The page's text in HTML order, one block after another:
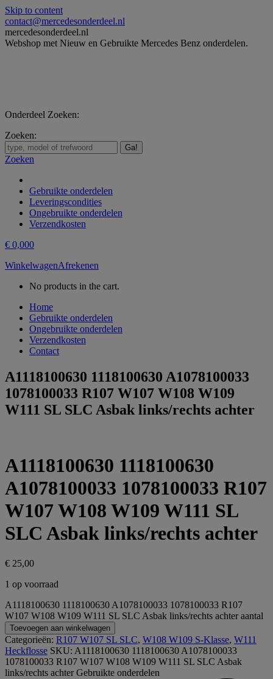
Skip to content
contact@mercedesonderdeel.nl
mercedesonderdeel.nl
Webshop met Nieuw en Gebruikte Mercedes Benz onderdelen.
Onderdeel Zoeken:
Zoeken:
Zoeken
Gebruikte onderdelen
Leveringscondities
Ongebruikte onderdelen
Verzendkosten
€ 0,000
WinkelwagenAfrekenen
No products in the cart.
Home
Gebruikte onderdelen
Ongebruikte onderdelen
Verzendkosten
Contact
A1118100630 1118100630 A1078100033
1078100033 R107 W107 W108 W109
W111 SL SLC Asbak links/rechts achter
A1118100630 1118100630
A1078100033 1078100033 R107
W107 W108 W109 W111 SL
SLC Asbak links/rechts achter
€ 25,00
1 op voorraad
A1118100630 1118100630 A1078100033 1078100033 R107
W107 W108 W109 W111 SL SLC Asbak links/rechts achter aantal
Toevoegen aan winkelwagen
Categorieën: R107 W107 SL SLC, W108 W109 S-Klasse, W111
Heckflosse SKU: A1118100630 1118100630 A1078100033
1078100033 R107 W107 W108 W109 W111 SL SLC Asbak
links/rechts achterGebruikte onderdelen